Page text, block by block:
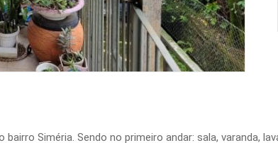
Siméria. Sendo no primeiro andar: sala, varanda,